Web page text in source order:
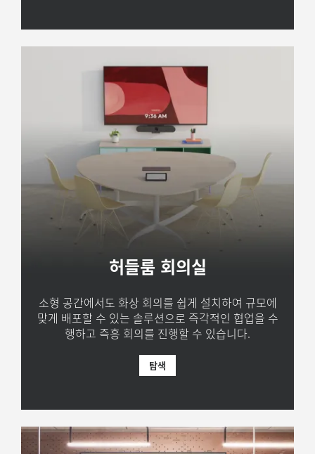
허들룸 회의실
소형 공간에서도 화상 회의를 쉽게 설치하여 규모에
맞게 배포할 수 있는 솔루션으로 즉각적인 협업을 수
행하고 즉흥 회의를 진행할 수 있습니다.
탐색